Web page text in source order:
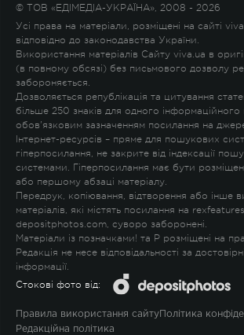
© ТОВ «ЕДІМЕДІА-УКРАЇНА», 2008 - 2026
Усі права на матеріали, розміщені на сайті
відповідно до законодавства України.
Використання матеріалів Сайту viva.ua в
(в повному обсязі) без письмового дозволу
забороняється.
Дозволяється републікація та цитування
більше 250 знаків для одного інформаційного
обов'язковим зазначенням посилання на
Інтернет-ресурсів – пряме для пошукових
гіперпосилання, не закрите від індексації
системами. Гіперпосилання має бути
або першому абзаці матеріалу.
Передрук, копіювання, відтворення або інше
матеріалів, які містять посилання на
depositphotos.com, суворо заборонені.
Матеріали із позначками! та P розміщені на
Редакція не несе відповідальності за
інформації.
Стокові фото від:
Правила використання сайту Політика
Редакційна політика